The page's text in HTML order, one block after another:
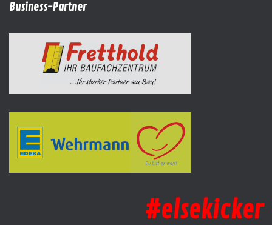
Business-Partner
#elsekicker